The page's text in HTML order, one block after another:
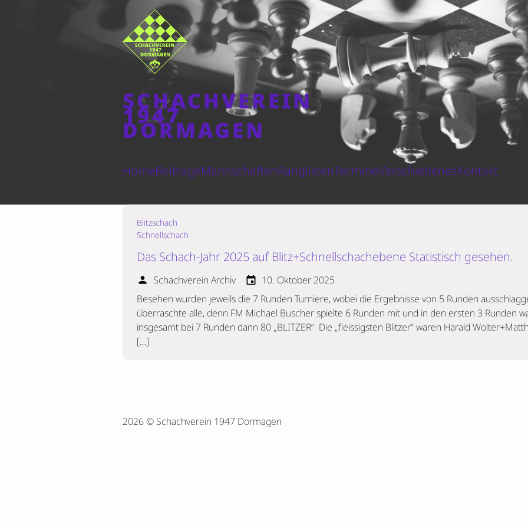
SCHACHVEREIN
1947
DORMAGEN
HomeBeiträgeMannschaftenRanglistenTermineVerschiedenesKontakt
Blitzschach
Schnellschach
Das Schach-Jahr 2025 auf Blitz+Schnellschachebene Statistisch gesehen.
person Schachverein Archiv event 10. Oktober 2025
Besehen wurden jeweils die 7 Runden Turniere, wobei die Ergebnisse von 5 Runden
überraschte alle, denn FM Michael Buscher spielte 6 Runden mit und in den ersten 3 Runden
insgesamt bei 7 Runden dann 80 „BLITZER“ Die „fleissigsten Blitzer“ waren Harald
[…]
2026 © Schachverein 1947 Dormagen